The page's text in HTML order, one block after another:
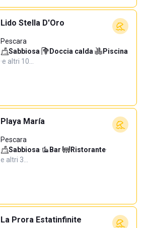
Lido Stella D'Oro
Pescara
Sabbiosa· Doccia calda·
Piscina
·e altri 10…
Playa María
Pescara
Sabbiosa· Bar· Ristorante·
e altri 3…
La Prora Estatinfinite